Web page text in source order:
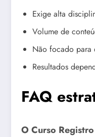
Exige alta
Volume de
Não focado para
Resultados
FAQ
O Curso